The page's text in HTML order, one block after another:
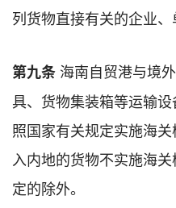
列货物直接有关的企业、
第九条 海南自贸港与境
具、货物集装箱等运输
照国家有关规定实施海
入内地的货物不实施海
定的除外。